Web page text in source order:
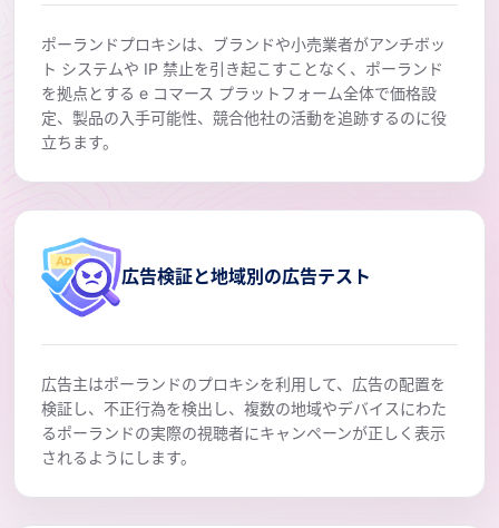
ポーランドプロキシは、ブランドや小売業者がアンチボッ
ト システムや IP 禁止を引き起こすことなく、ポーランド
を拠点とする e コマース プラットフォーム全体で価格設
定、製品の入手可能性、競合他社の活動を追跡するのに役
立ちます。
広告検証と地域別の広告テスト
広告主はポーランドのプロキシを利用して、広告の配置を
検証し、不正行為を検出し、複数の地域やデバイスにわた
るポーランドの実際の視聴者にキャンペーンが正しく表示
されるようにします。